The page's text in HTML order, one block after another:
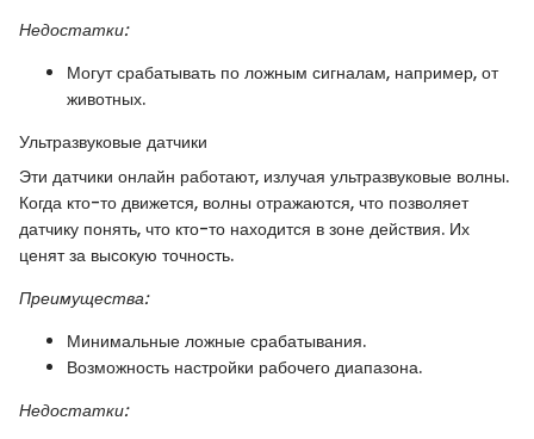
Недостатки:
Могут срабатывать по ложным сигналам, например, от
животных.
Ультразвуковые датчики
Эти датчики онлайн работают, излучая ультразвуковые волны.
Когда кто-то движется, волны отражаются, что позволяет
датчику понять, что кто-то находится в зоне действия. Их
ценят за высокую точность.
Преимущества:
Минимальные ложные срабатывания.
Возможность настройки рабочего диапазона.
Недостатки: